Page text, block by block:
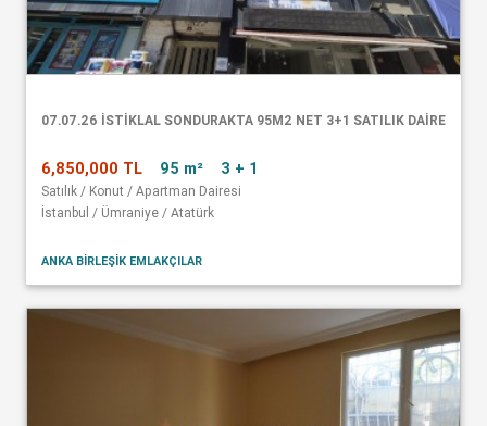
07.07.26 İSTİKLAL SONDURAKTA 95M2 NET 3+1 SATILIK DAİRE
6,850,000 TL 95 m² 3 + 1
Satılık / Konut / Apartman Dairesi
İstanbul / Ümraniye / Atatürk
ANKA BİRLEŞİK EMLAKÇILAR